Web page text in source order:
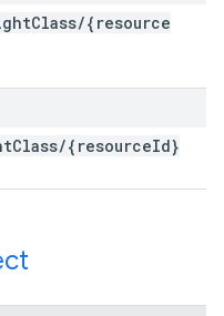
Class/{resource
Class/{resourceId}